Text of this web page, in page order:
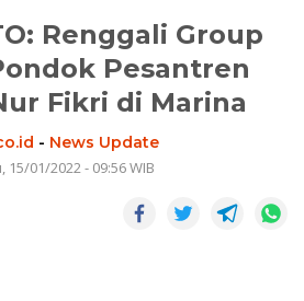
Renggali Group
Pesantren
Fikri di Marina
- News Update
15/01/2022 - 09:56 WIB